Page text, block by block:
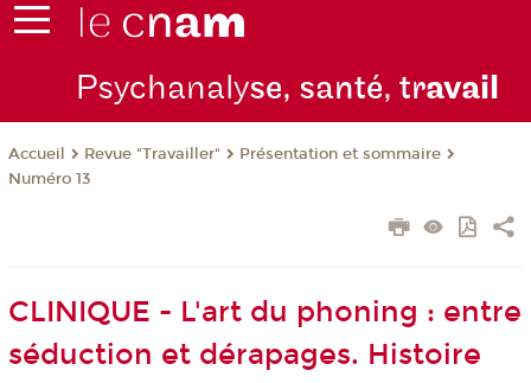
Psychanalyse, santé, travail
Accueil Revue "Travailler"
Présentation et sommaire
Numéro 13
CLINIQUE - L'art du phoning : entre
séduction et dérapages. Histoire